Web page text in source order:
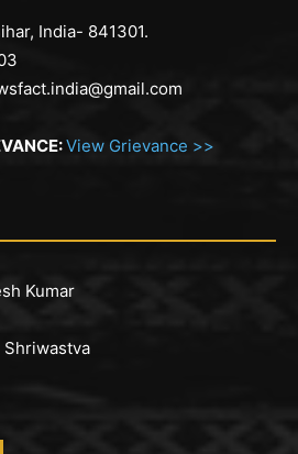
India- 841301.
View Grievance >>
Kumar
Shriwastva